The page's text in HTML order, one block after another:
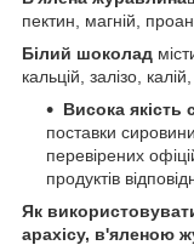
пектин, магній,
Білий шоколад
кальцій, залізо,
Висока якість
поставки
перевірених
продуктів
Як
арахісу, в'яленою